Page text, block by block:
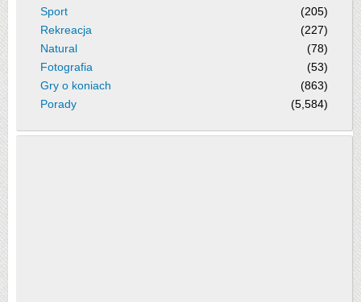
Sport
(205)
Rekreacja
(227)
Natural
(78)
Fotografia
(53)
Gry o koniach
(863)
Porady
(5,584)